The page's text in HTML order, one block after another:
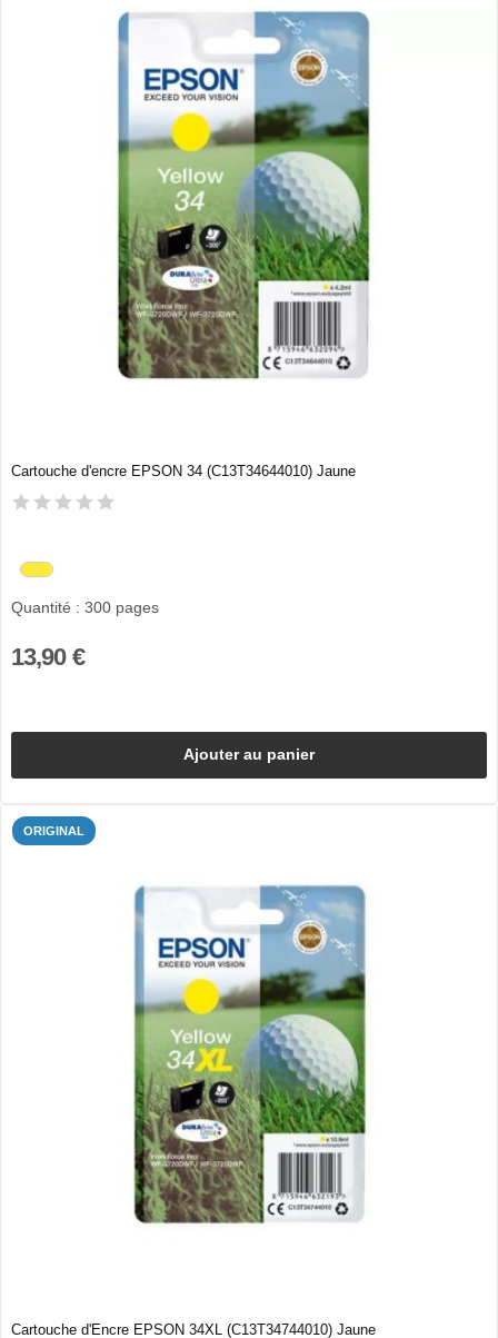
Cartouche d'encre EPSON 34 (C13T34644010) Jaune
Quantité : 300 pages
13,90 €
Ajouter au panier
ORIGINAL
Cartouche d'Encre EPSON 34XL (C13T34744010) Jaune